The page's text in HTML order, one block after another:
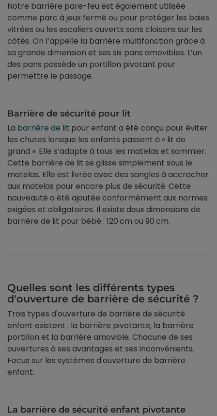
Notre barrière pare-feu est également utilisée
comme parc à jeux fermé ou pour protéger les baies
vitrées ou les escaliers ouverts sans cloisons sur les
côtés. On l’appelle la barrière multifonction grâce à
sa grande dimension et ses six pans amovibles. L’un
des pans possède un portillon pivotant pour
permettre le passage.
Barrière de sécurité pour lit
La barrière de lit pour enfant a été conçu pour éviter
les chutes lorsque les enfants passent à « lit de
grand ». Elle s’adapte à tous les matelas et sommier.
Cette barrière de lit se glisse simplement sous le
matelas. Elle est livrée avec des sangles à accrocher
aux matelas pour encore plus de sécurité. Cette
nouveauté a été ajoutée conformément aux normes
exigées et obligatoires. Il existe deux dimensions de
barrière de lit pour bébé : 120 cm ou 90 cm.
Quelles sont les différents types
d'ouverture de barrière de sécurité ?
Trois types d'ouverture de barrière de sécurité
enfant existent : la barrière pivotante, la barrière
portillon et la barrière amovible. Chacune de ses
ouvertures à ses avantages et ses inconvénients.
Focus sur les systèmes d'ouverture de barrière
enfant.
La barrière de sécurité enfant pivotante